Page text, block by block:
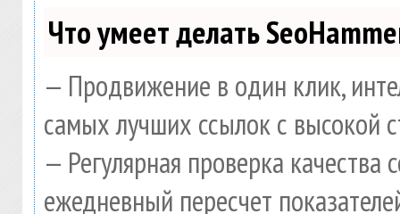
Что умеет делать
— Продвижение в один клик,
самых лучших ссылок с высокой
— Регулярная проверка
ежедневный пересчет